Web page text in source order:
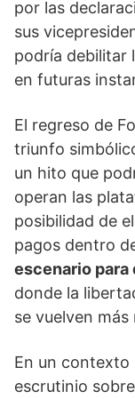
por las
sus
podría debilitar
en futuras
El regreso de
triunfo
un hito que
operan las
posibilidad de
pagos dentro
escenario
donde la
se vuelven
En un contexto
escrutinio